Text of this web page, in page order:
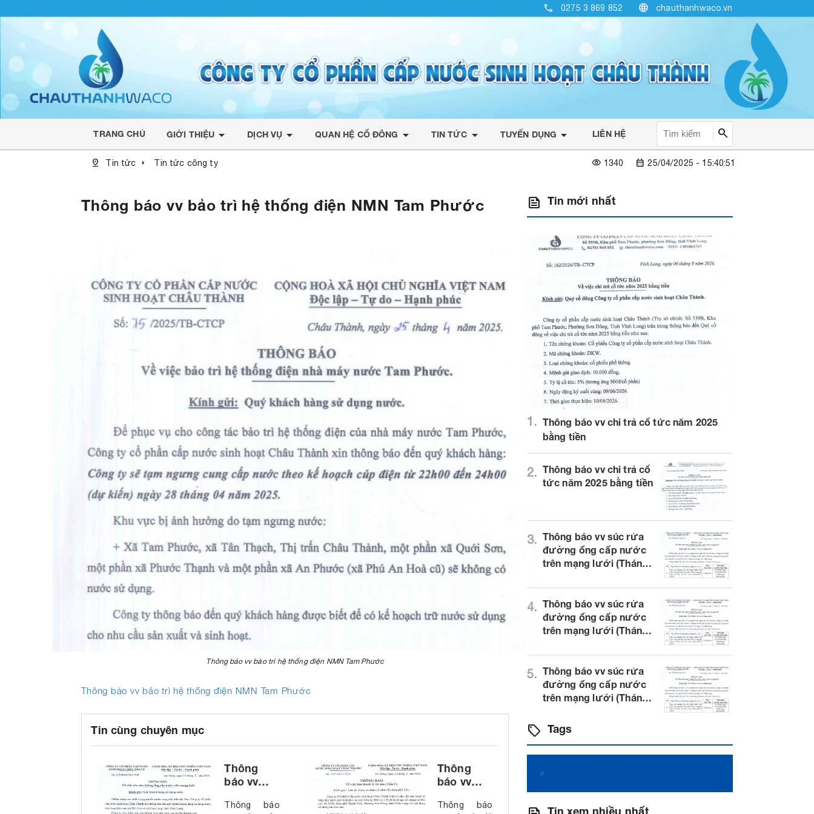
language chauthanhwaco.vn
call 0275 3 869 852
TRANG CHỦ GIỚI THIỆU arrow_drop_down DỊCH VỤ arrow_drop_down QUAN HỆ CỔ ĐÔNG arrow_drop_down TIN TỨC arrow_drop_down TUYỂN DỤNG arrow_drop_down LIÊN HỆ search
pin_drop Tin tức arrow_right Tin tức công ty calendar_month 25/04/2025 - 15:40:51
visibility 1340
Thông báo vv bảo trì hệ thống điện NMN Tam Phước
Thông báo vv bảo trì hệ thống điện NMN Tam Phước
Thông báo vv bảo trì hệ thống điện NMN Tam Phước
Tin cùng chuyên mục
Thông
báo vv
đường
Thông báo
Thông
báo vv
tài sản
Thông báo
feed Tin mới nhất
1. Thông báo vv chi trả cổ tức năm 2025
bằng tiền
2. Thông báo vv chi trả cổ
tức năm 2025 bằng tiền
3. Thông báo vv súc rửa
đường ống cấp nước
trên mạng lưới (Tháng
4. Thông báo vv súc rửa
đường ống cấp nước
trên mạng lưới (Tháng
5. Thông báo vv súc rửa
đường ống cấp nước
trên mạng lưới (Tháng
sell Tags
#
Tin xem nhiều nhất